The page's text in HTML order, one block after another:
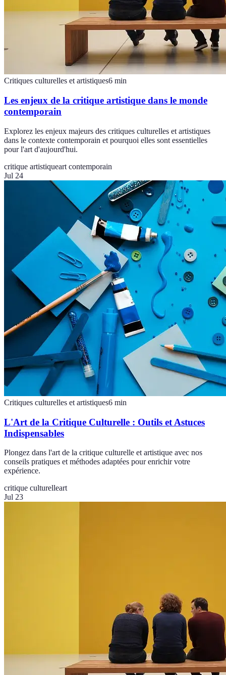
Critiques culturelles et artistiques6 min
Les enjeux de la critique artistique dans le monde
contemporain
Explorez les enjeux majeurs des critiques culturelles et artistiques
dans le contexte contemporain et pourquoi elles sont essentielles
pour l'art d'aujourd'hui.
critique artistiqueart contemporain
Jul 24
Critiques culturelles et artistiques6 min
L'Art de la Critique Culturelle : Outils et Astuces
Indispensables
Plongez dans l'art de la critique culturelle et artistique avec nos
conseils pratiques et méthodes adaptées pour enrichir votre
expérience.
critique culturelleart
Jul 23